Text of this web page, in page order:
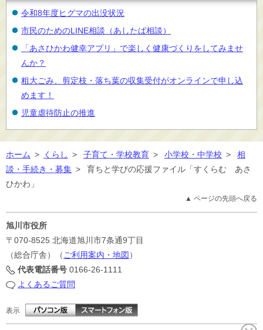
令和8年度ヒグマの出没状況
市民のためのLINE相談（あしたば相談）
「あさひかわ健幸アプリ」で楽しく健康づくりをしてみませ
んか？
粗大ごみ、剪定枝・落ち葉の収集受付がオンラインで申し込
めます！
児童虐待防止の推進
ホーム > くらし > 子育て・学校教育 > 小学校・中学校 >
相
談・手続き・募集 >
育ちと学びの応援ファイル「すくらむ あさ
ひかわ」
▲ ページの先頭へ戻る
旭川市役所
〒070-8525 北海道旭川市7条通9丁目
（総合庁舎）（ ご利用案内・地図 ）
代表電話番号 0166-26-1111
よくあるご質問
表示